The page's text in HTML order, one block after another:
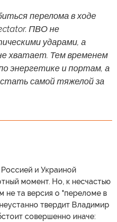
перелома в ходе
ПВО не
ударами, а
хватает. Тем временем
энергетике и портам, а
самой тяжелой за
и Украиной
момент. Но, к несчастью
не та версия о "переломе в
твердит Владимир
совершенно иначе: